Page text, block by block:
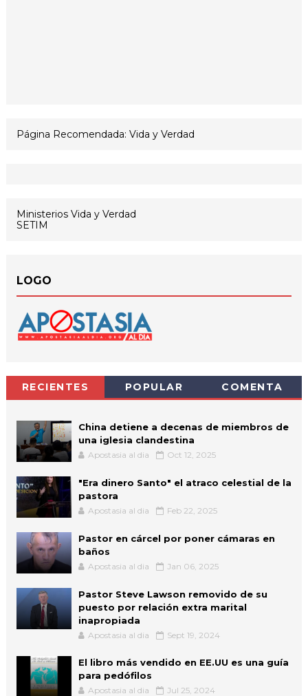
Página Recomendada: Vida y Verdad
Ministerios Vida y Verdad
SETIM
LOGO
RECIENTES POPULAR COMENTA
China detiene a decenas de miembros de
una iglesia clandestina
Apostasia al dia Oct 12, 2025
"Era dinero Santo" el atraco celestial de la
pastora
Apostasia al dia Feb 22, 2025
Pastor en cárcel por poner cámaras en
baños
Apostasia al dia Jan 06, 2025
Pastor Steve Lawson removido de su
puesto por relación extra marital
inapropiada
Apostasia al dia Sept 19, 2024
El libro más vendido en EE.UU es una guía
para pedófilos
Apostasia al dia Jul 25, 2024